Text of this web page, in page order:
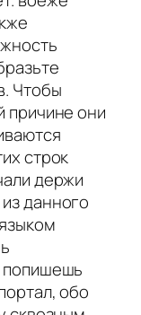
Чтобы
причине они
строк
держи
данного
попишешь
обо